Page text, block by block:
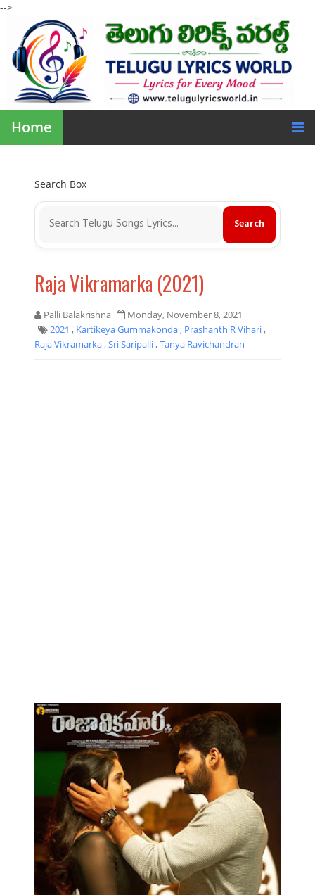
-->
Home
Search Box
Raja Vikramarka (2021)
Palli Balakrishna
Monday, November 8, 2021
2021 , Kartikeya Gummakonda, Prashanth R Vihari,
Raja Vikramarka,Sri Saripalli,Tanya Ravichandran